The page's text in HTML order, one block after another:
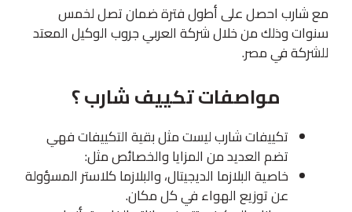
مع شارب احصل على أطول فترة ضمان تصل لخمس
سنوات وذلك من خلال شركة العربي جروب الوكيل المعتد
للشركة في مصر.
مواصفات تكييف شارب ؟
تكييفات شارب ليست مثل بقية التكييفات فهي
تضم العديد من المزايا والخصائص مثل:
خاصية البلازما الديجيتال، والبلازما كلاستر المسؤولة
عن توزيع الهواء في كل مكان.